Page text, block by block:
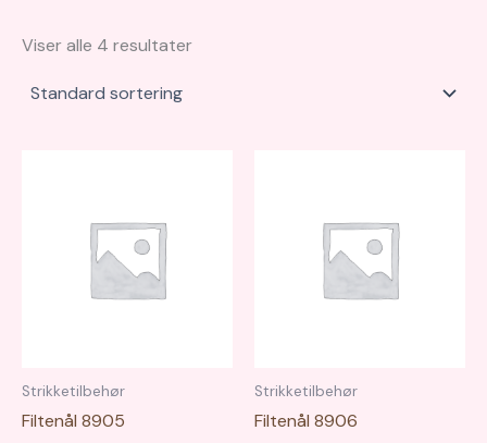
Viser alle 4 resultater
Strikketilbehør
Filtenål 8905
Strikketilbehør
Filtenål 8906